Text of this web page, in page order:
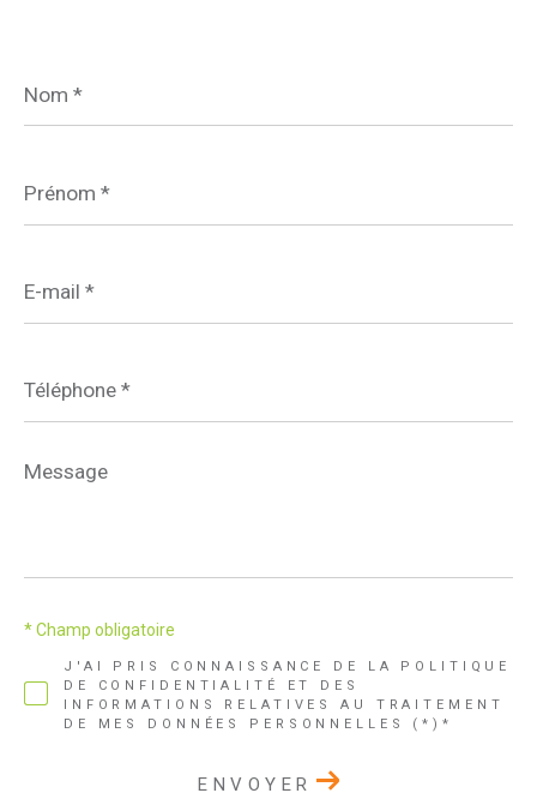
*
*
mail
*
*
Message
*
J'AI PRIS CONNAISSANCE DE LA POLITIQUE
DE CONFIDENTIALITÉ ET DES
INFORMATIONS RELATIVES AU TRAITEMENT
DE MES DONNÉES PERSONNELLES (*)*
* Champ obligatoire
ENVOYER